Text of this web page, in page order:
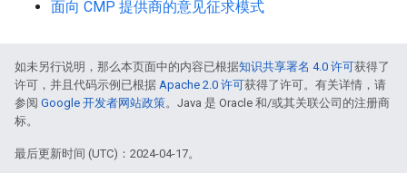
面向 CMP 提供商的意见征求模式
如未另行说明，那么本页面中的内容已根据知识共享署名 4.0 许可获得了
许可，并且代码示例已根据 Apache 2.0 许可获得了许可。有关详情，请
参阅 Google 开发者网站政策。Java 是 Oracle 和/或其关联公司的注册商
标。
最后更新时间 (UTC)：2024-04-17。